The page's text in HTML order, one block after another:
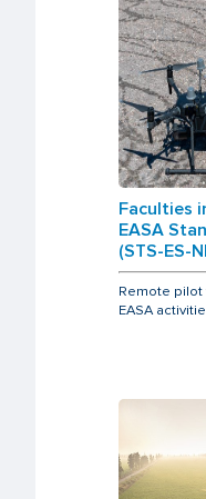
Faculties
EASA
(STS-ES-
Remote pilot
EASA